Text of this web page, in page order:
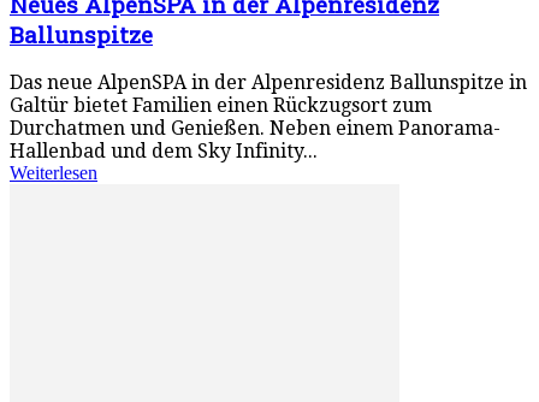
Ballunspitze
Das neue AlpenSPA in der Alpenresidenz Ballunspitze in
Galtür bietet Familien einen Rückzugsort zum
Durchatmen und Genießen. Neben einem Panorama-
Hallenbad und dem Sky Infinity...
Weiterlesen